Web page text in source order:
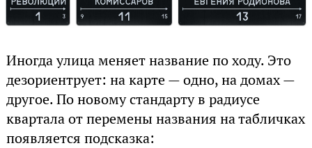
Иногда улица меняет название по ходу. Это
дезориентрует: на карте — одно, на домах —
другое. По новому стандарту в радиусе
квартала от перемены названия на табличках
появляется подсказка: